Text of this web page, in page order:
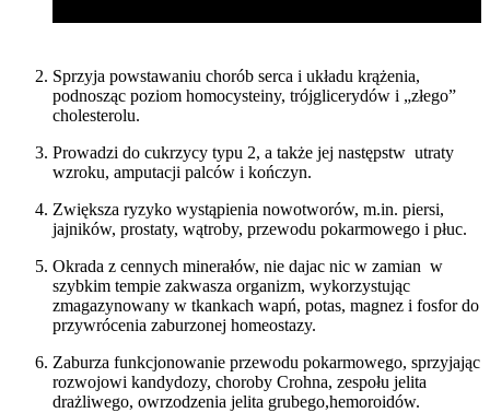
Sprzyja powstawaniu chorób serca i układu krążenia,
podnosząc poziom homocysteiny, trójglicerydów i „złego”
cholesterolu.
Prowadzi do cukrzycy typu 2, a także jej następstw ­ utraty
wzroku, amputacji palców i kończyn.
Zwiększa ryzyko wystąpienia nowotworów, m.in. piersi,
jajników, prostaty, wątroby, przewodu pokarmowego i płuc.
Okrada z cennych minerałów, nie dajac nic w zamian ­ w
szybkim tempie zakwasza organizm, wykorzystując
zmagazynowany w tkankach wapń, potas, magnez i fosfor do
przywrócenia zaburzonej homeostazy.
Zaburza funkcjonowanie przewodu pokarmowego, sprzyjając
rozwojowi kandydozy, choroby Crohna, zespołu jelita
drażliwego, owrzodzenia jelita grubego,hemoroidów.